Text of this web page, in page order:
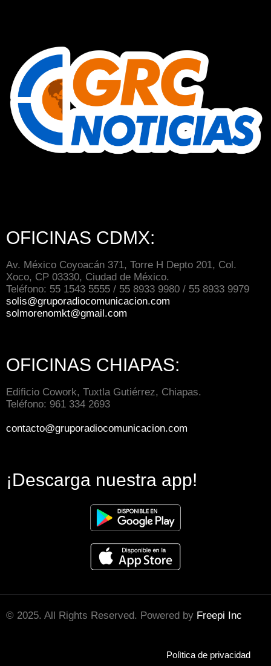
OFICINAS CDMX:
Av. México Coyoacán 371, Torre H Depto 201, Col.
Xoco, CP 03330, Ciudad de México.
Teléfono: 55 1543 5555 / 55 8933 9980 / 55 8933 9979
solis@gruporadiocomunicacion.com
solmorenomkt@gmail.com
OFICINAS CHIAPAS:
Edificio Cowork, Tuxtla Gutiérrez, Chiapas.
Teléfono: 961 334 2693
contacto@gruporadiocomunicacion.com
¡Descarga nuestra app!
© 2025. All Rights Reserved. Powered by Freepi Inc
Polìtica de privacidad